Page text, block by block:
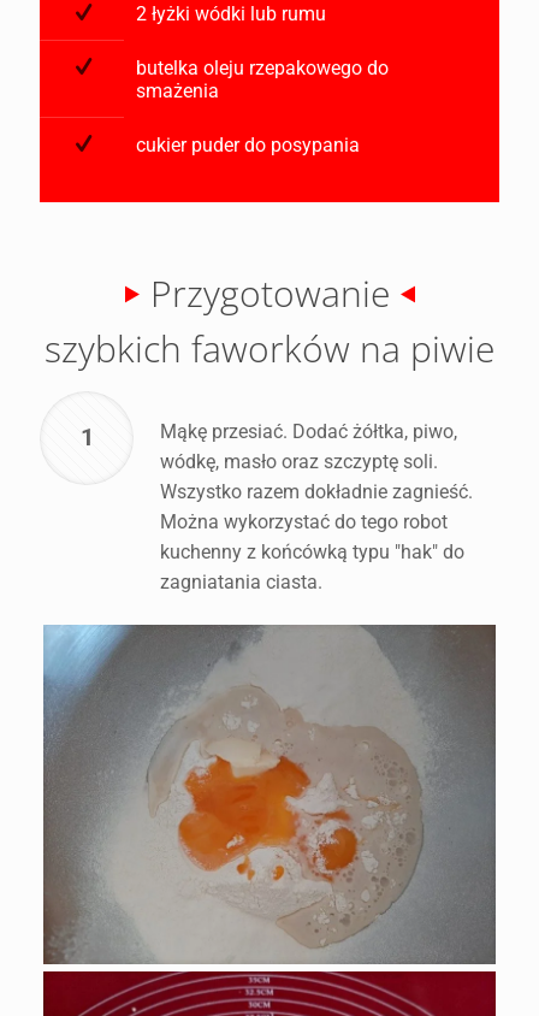
2 łyżki wódki lub rumu
butelka oleju rzepakowego do
smażenia
cukier puder do posypania
Przygotowanie
szybkich faworków na piwie
1
Mąkę przesiać. Dodać żółtka, piwo,
wódkę, masło oraz szczyptę soli.
Wszystko razem dokładnie zagnieść.
Można wykorzystać do tego robot
kuchenny z końcówką typu "hak" do
zagniatania ciasta.